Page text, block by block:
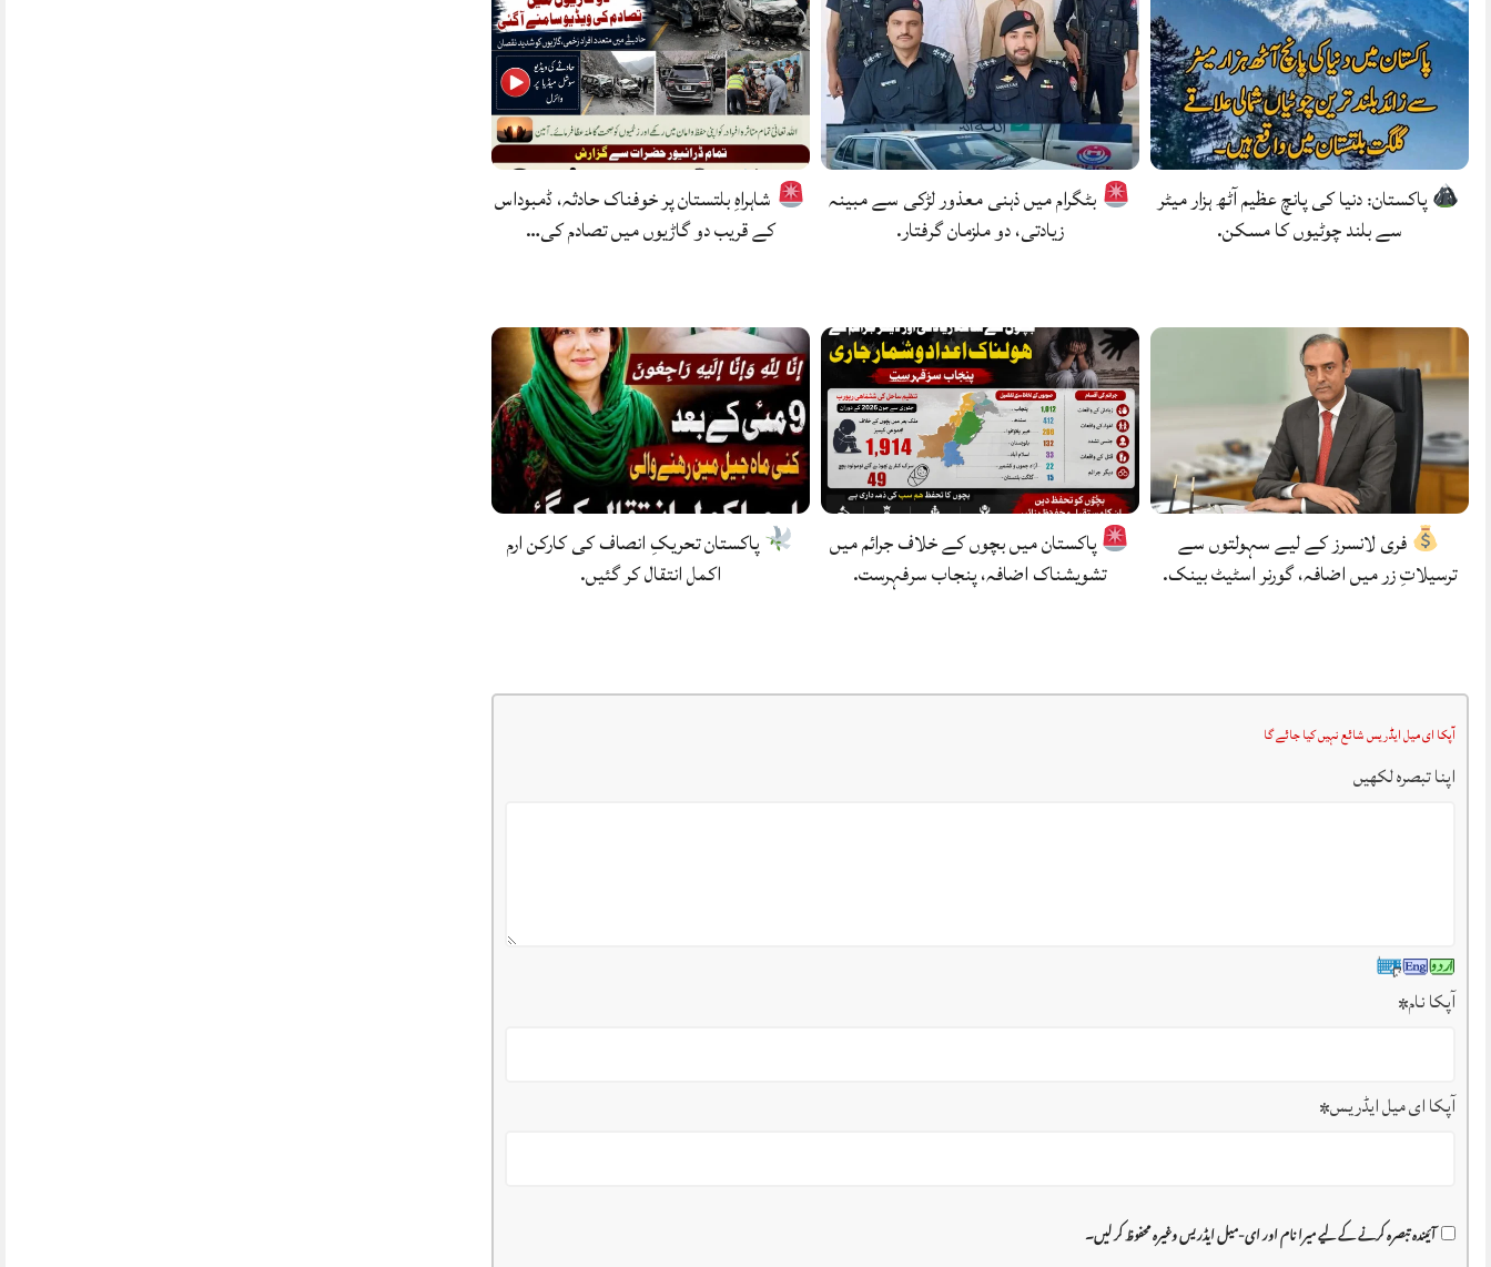
پاکستان: دنیا کی پانچ عظیم آٹھ ہزار میٹر
سے بلند چوٹیوں کا مسکن.
بٹگرام میں ذہنی معذور لڑکی سے مبینہ
زیادتی، دو ملزمان گرفتار.
شاہراہِ بلتستان پر خوفناک حادثہ، ڈمبوداس
کے قریب دو گاڑیوں میں تصادم کی…
فری لانسرز کے لیے سہولتوں سے
ترسیلاتِ زر میں اضافہ، گورنر اسٹیٹ بینک.
پاکستان میں بچوں کے خلاف جرائم میں
تشویشناک اضافہ، پنجاب سرفہرست.
پاکستان تحریکِ انصاف کی کارکن ارم
اکمل انتقال کر گئیں.
آپکا ای میل ایڈریس شائع نہیں کیا جائے گا
اپنا تبصرہ لکھیں
آپکا نام*
آپکا ای میل ایڈریس*
آئیندہ تبصرہ کرنے کے لیے میرا نام اور ای-میل ایڈریس وغیرہ محفوظ کر لیں۔